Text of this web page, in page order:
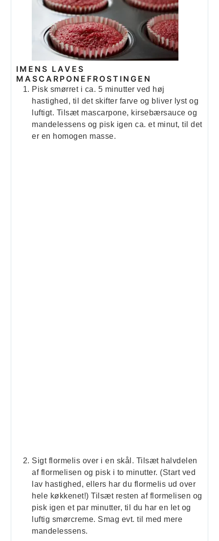
IMENS LAVES
MASCARPONEFROSTINGEN
Pisk smørret i ca. 5 minutter ved høj
hastighed, til det skifter farve og bliver lyst og
luftigt. Tilsæt mascarpone, kirsebærsauce og
mandelessens og pisk igen ca. et minut, til det
er en homogen masse.
Sigt flormelis over i en skål. Tilsæt halvdelen
af flormelisen og pisk i to minutter. (Start ved
lav hastighed, ellers har du flormelis ud over
hele køkkenet!) Tilsæt resten af flormelisen og
pisk igen et par minutter, til du har en let og
luftig smørcreme. Smag evt. til med mere
mandelessens.